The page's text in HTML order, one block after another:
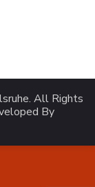
. All Rights
By